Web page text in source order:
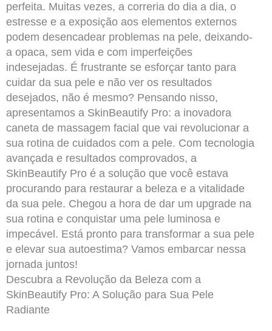
perfeita. Muitas vezes, a correria do dia a dia, o
estresse e a exposição aos elementos externos
podem desencadear problemas na pele, deixando-
a opaca, sem vida e com imperfeições
indesejadas. É frustrante se esforçar tanto para
cuidar da sua pele e não ver os resultados
desejados, não é mesmo? Pensando nisso,
apresentamos a SkinBeautify Pro: a inovadora
caneta de massagem facial que vai revolucionar a
sua rotina de cuidados com a pele. Com tecnologia
avançada e resultados comprovados, a
SkinBeautify Pro é a solução que você estava
procurando para restaurar a beleza e a vitalidade
da sua pele. Chegou a hora de dar um upgrade na
sua rotina e conquistar uma pele luminosa e
impecável. Está pronto para transformar a sua pele
e elevar sua autoestima? Vamos embarcar nessa
jornada juntos!
Descubra a Revolução da Beleza com a
SkinBeautify Pro: A Solução para Sua Pele
Radiante